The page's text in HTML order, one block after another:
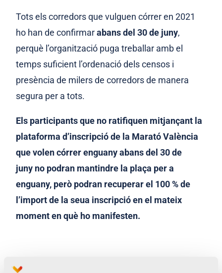
Tots els corredors que vulguen córrer en 2021
ho han de confirmarabans del 30 de juny,
perquè l’organització puga treballar amb el
temps suficient l’ordenació dels censos i
presència de milers de corredors de manera
segura per a tots.
Els participants que no ratifiquen mitjançant la
plataforma d’inscripció de la Marató València
que volen córrer enguany abans del 30 de
juny no podran mantindre la plaça per a
enguany, però podran recuperar el 100 % de
l’import de la seua inscripció en el mateix
moment en què ho manifesten.